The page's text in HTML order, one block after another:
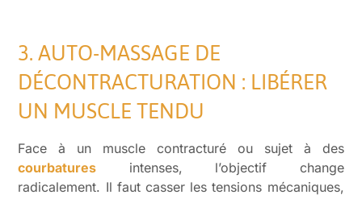
3. AUTO-MASSAGE DE
DÉCONTRACTURATION : LIBÉRER
UN MUSCLE TENDU
Face à un muscle contracturé ou sujet à des
courbatures
intenses, l’objectif change
radicalement. Il faut casser les tensions mécaniques,